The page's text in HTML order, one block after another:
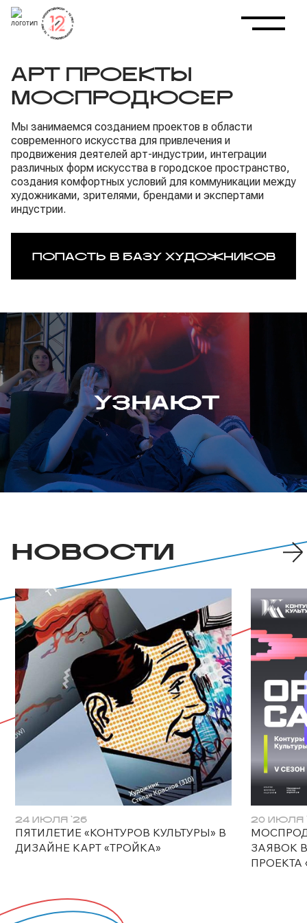
АРТ ПРОЕКТЫ
МОСПРОДЮСЕР
Мы занимаемся созданием проектов в области
современного искусства для привлечения и
продвижения деятелей арт-индустрии, интеграции
различных форм искусства в городское пространство,
создания комфортных условий для коммуникации между
художниками, зрителями, брендами и экспертами
индустрии.
ПОПАСТЬ В БАЗУ ХУДОЖНИКОВ
НОВОСТИ
24 ИЮЛЯ `26
ПЯТИЛЕТИЕ «КОНТУРОВ КУЛЬТУРЫ» В
ДИЗАЙНЕ КАРТ «ТРОЙКА»
20 ИЮЛЯ
ЗАЯВОК
ПРОЕКТА